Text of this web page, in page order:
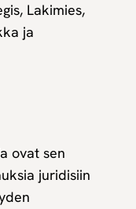
Lakimies,
ja
ovat sen
juridisiin